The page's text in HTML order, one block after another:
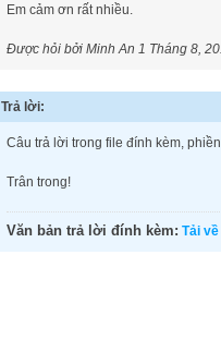
Em cảm ơn rất nhiều.
Được hỏi bởi Minh An 1 Tháng 8,
Trả lời:
Câu trả lời trong file đính kèm,
Trân trong!
Văn bản trả lời đính kèm: Tải về